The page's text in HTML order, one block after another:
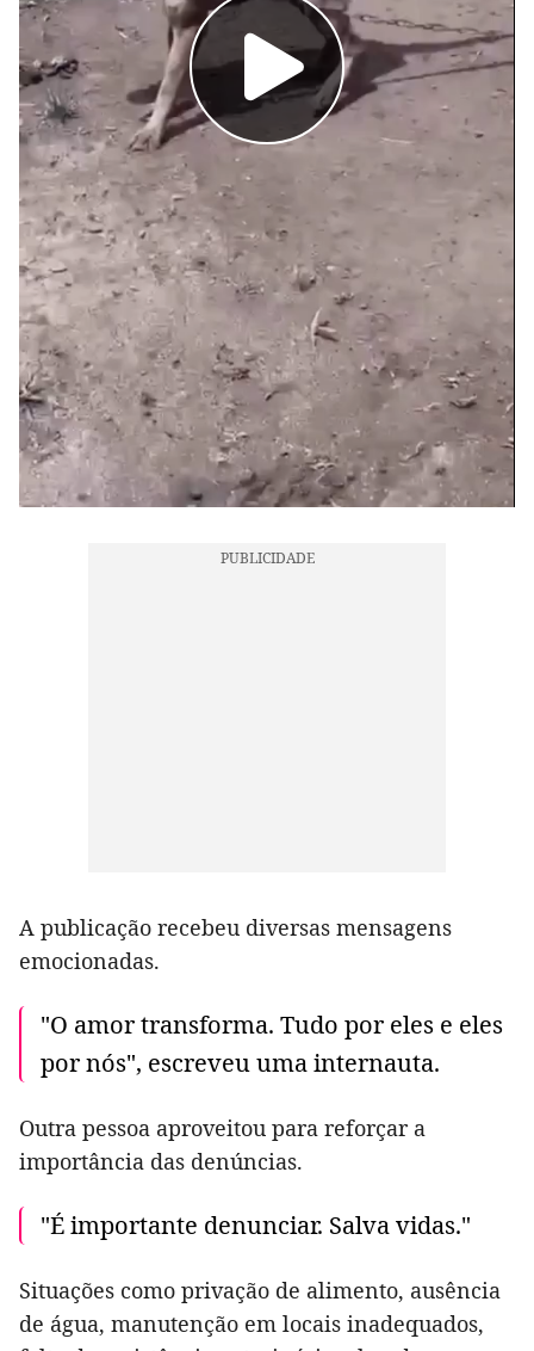
A publicação recebeu diversas mensagens
emocionadas.
"O amor transforma. Tudo por eles e eles
por nós", escreveu uma internauta.
Outra pessoa aproveitou para reforçar a
importância das denúncias.
"É importante denunciar. Salva vidas."
Situações como privação de alimento, ausência
de água, manutenção em locais inadequados,